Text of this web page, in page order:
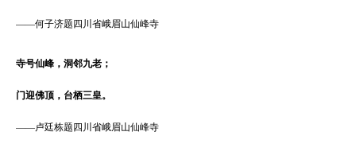
——何子济题四川省峨眉山仙峰寺
寺号仙峰，洞邻九老；
门迎佛顶，台栖三皇。
——卢廷栋题四川省峨眉山仙峰寺